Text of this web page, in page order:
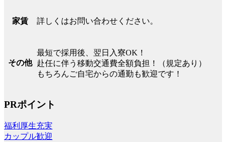
家賃 詳しくはお問い合わせください。
その他
最短で採用後、翌日入寮OK！
赴任に伴う移動交通費全額負担！（規定あり）
もちろんご自宅からの通勤も歓迎です！
PRポイント
福利厚生充実
カップル歓迎